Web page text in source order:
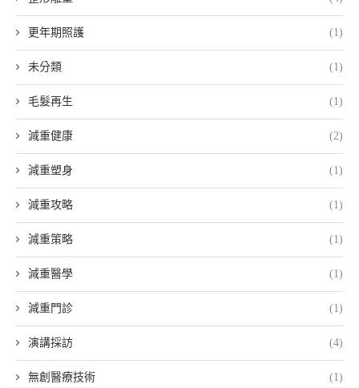
更年期照護 (1)
未分類 (1)
毛髮再生 (1)
減重健康 (2)
減重塑身 (1)
減重攻略 (1)
減重策略 (1)
減重醫學 (1)
減重門診 (1)
演講採訪 (4)
無創醫療技術 (1)